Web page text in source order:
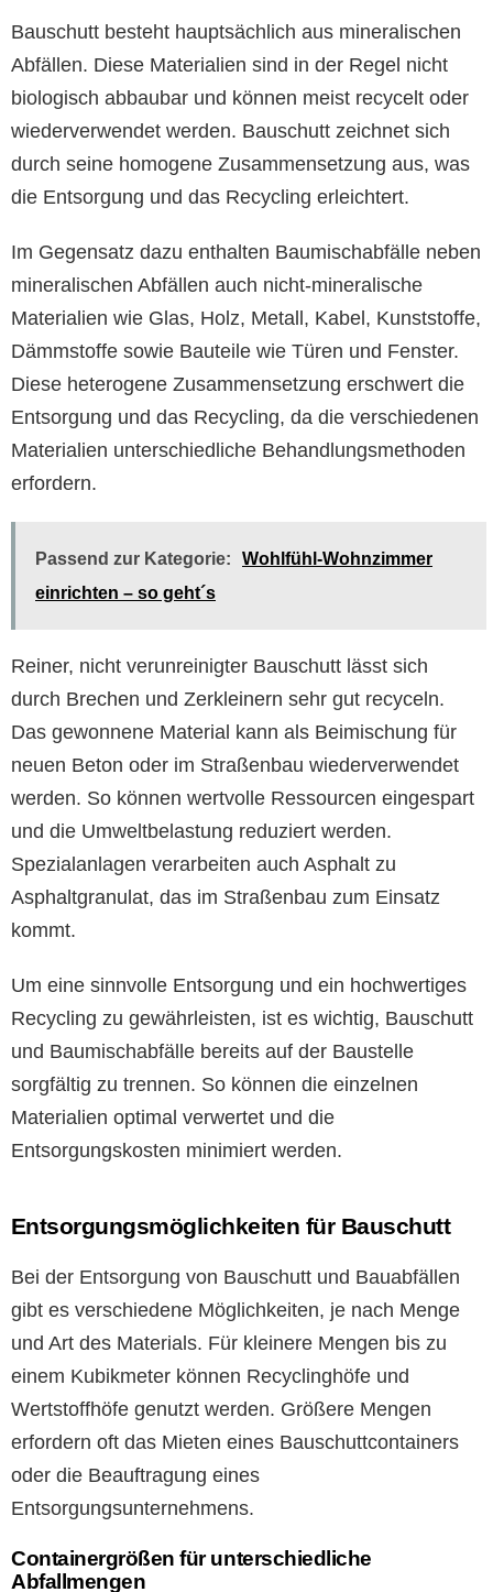
Bauschutt besteht hauptsächlich aus mineralischen
Abfällen. Diese Materialien sind in der Regel nicht
biologisch abbaubar und können meist recycelt oder
wiederverwendet werden. Bauschutt zeichnet sich
durch seine homogene Zusammensetzung aus, was
die Entsorgung und das Recycling erleichtert.
Im Gegensatz dazu enthalten Baumischabfälle neben
mineralischen Abfällen auch nicht-mineralische
Materialien wie Glas, Holz, Metall, Kabel, Kunststoffe,
Dämmstoffe sowie Bauteile wie Türen und Fenster.
Diese heterogene Zusammensetzung erschwert die
Entsorgung und das Recycling, da die verschiedenen
Materialien unterschiedliche Behandlungsmethoden
erfordern.
Passend zur Kategorie:
Wohlfühl-Wohnzimmer
einrichten – so geht´s
Reiner, nicht verunreinigter Bauschutt lässt sich
durch Brechen und Zerkleinern sehr gut recyceln.
Das gewonnene Material kann als Beimischung für
neuen Beton oder im Straßenbau wiederverwendet
werden. So können wertvolle Ressourcen eingespart
und die Umweltbelastung reduziert werden.
Spezialanlagen verarbeiten auch Asphalt zu
Asphaltgranulat, das im Straßenbau zum Einsatz
kommt.
Um eine sinnvolle Entsorgung und ein hochwertiges
Recycling zu gewährleisten, ist es wichtig, Bauschutt
und Baumischabfälle bereits auf der Baustelle
sorgfältig zu trennen. So können die einzelnen
Materialien optimal verwertet und die
Entsorgungskosten minimiert werden.
Entsorgungsmöglichkeiten für Bauschutt
Bei der Entsorgung von Bauschutt und Bauabfällen
gibt es verschiedene Möglichkeiten, je nach Menge
und Art des Materials. Für kleinere Mengen bis zu
einem Kubikmeter können Recyclinghöfe und
Wertstoffhöfe genutzt werden. Größere Mengen
erfordern oft das Mieten eines Bauschuttcontainers
oder die Beauftragung eines
Entsorgungsunternehmens.
Containergrößen für unterschiedliche
Abfallmengen